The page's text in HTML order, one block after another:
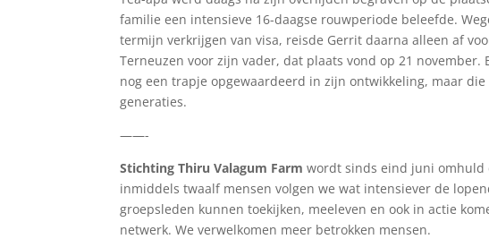
familie een intensieve 16-daagse rouwperiode beleefde.
termijn verkrijgen van visa, reisde Gerrit daarna alleen af
Terneuzen voor zijn vader, dat plaats vond op 21
nog een trapje opgewaardeerd in zijn ontwikkeling, maar
generaties.
——-
Stichting Thiru Valagum Farm wordt sinds eind juni
inmiddels twaalf mensen volgen we wat intensiever de
groepsleden kunnen toekijken, meeleven en ook in actie
netwerk. We verwelkomen meer betrokken mensen.